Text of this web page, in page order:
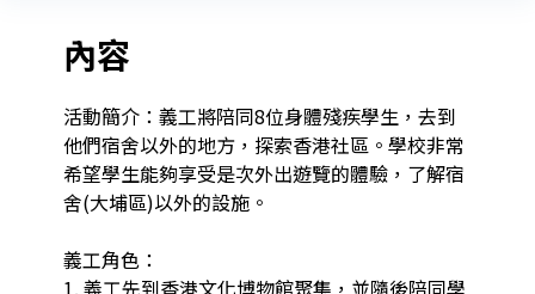
內容
活動簡介：義工將陪同8位身體殘疾學生，去到
他們宿舍以外的地方，探索香港社區。學校非常
希望學生能夠享受是次外出遊覽的體驗，了解宿
舍(大埔區)以外的設施。
義工角色：
1. 義工先到香港文化博物館聚集，並隨後陪同學